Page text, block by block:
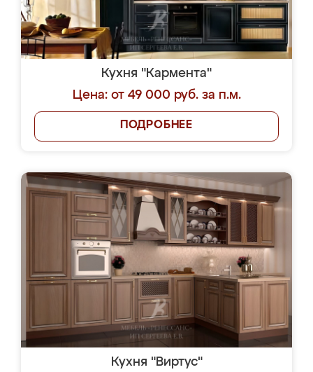
Кухня "Кармента"
Цена: от 49 000 руб. за п.м.
ПОДРОБНЕЕ
Кухня "Виртус"